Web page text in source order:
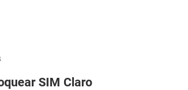
SIM Claro